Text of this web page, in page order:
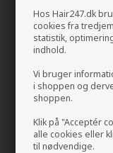
Hos Hair247.dk
cookies fra
statistik,
indhold.
Vi bruger
i shoppen og
shoppen.
Klik på "Acceptér
alle cookies eller
til nødvendige.